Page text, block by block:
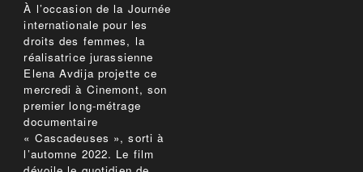
À l’occasion de la Journée
internationale pour les
droits des femmes, la
réalisatrice jurassienne
Elena Avdija projette ce
mercredi à Cinemont, son
premier long-métrage
documentaire
« Cascadeuses », sorti à
l’automne 2022. Le film